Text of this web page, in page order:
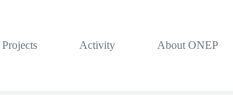
Projects Activity About ONEP